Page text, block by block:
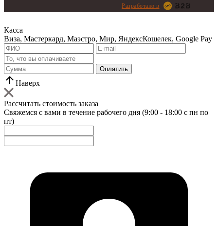
Разработано в
Касса
Виза, Мастеркард, Маэстро, Мир, ЯндексКошелек, Google Pay
Оплатить
Наверх
Рассчитать стоимость заказа
Свяжемся с вами в течение рабочего дня (9:00 - 18:00 с пн по
пт)